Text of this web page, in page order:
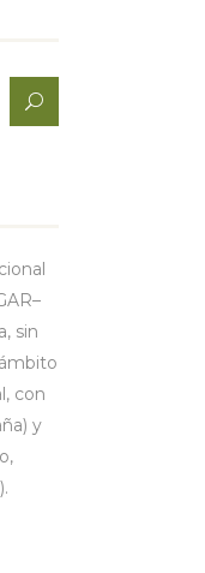
sin
con
y